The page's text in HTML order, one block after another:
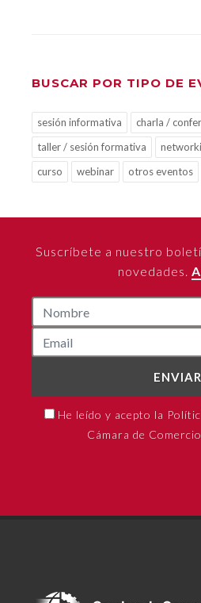
BUSCAR POR TIPO DE
sesión informativa
charla /
taller / sesión formativa
curso
webinar otros eventos
Suscríbete a nuestro
novedades.
ENVIAR
He leído y acepto la
Cámara de